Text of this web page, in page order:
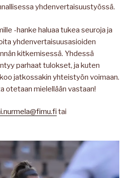
yhdenvertaisuustyössä.
-hanke haluaa tukea seuroja ja
yhdenvertaisuusasioiden
kitkemisessä. Yhdessä
parhaat tulokset, ja kuten
jatkossakin yhteistyön voimaan.
otetaan mielellään vastaan!
tai